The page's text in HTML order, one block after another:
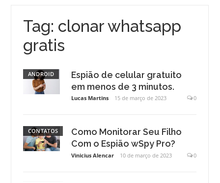
Tag: clonar whatsapp
gratis
ANDROID
Espião de celular gratuito
em menos de 3 minutos.
Lucas Martins 15 de março de 2023 0
CONTATOS
Como Monitorar Seu Filho
Com o Espião wSpy Pro?
Vinicius Alencar 10 de março de 2023 0